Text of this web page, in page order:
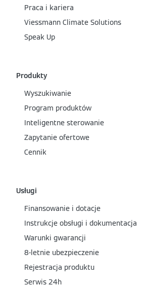
Praca i kariera
Viessmann Climate Solutions
Speak Up
Produkty
Wyszukiwanie
Program produktów
Inteligentne sterowanie
Zapytanie ofertowe
Cennik
Usługi
Finansowanie i dotacje
Instrukcje obsługi i dokumentacja
Warunki gwarancji
8-letnie ubezpieczenie
Rejestracja produktu
Serwis 24h